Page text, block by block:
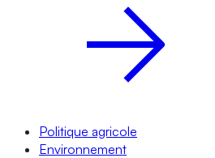
Politique agricole
Environnement